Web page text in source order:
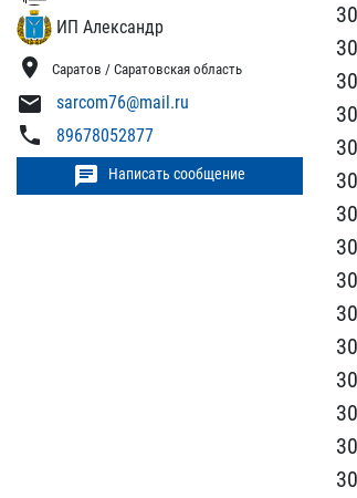
ИП Александр
location_on Саратов / Саратовская область
mail sarcom76@mail.ru
phone 89678052877
chat Написать сообщение